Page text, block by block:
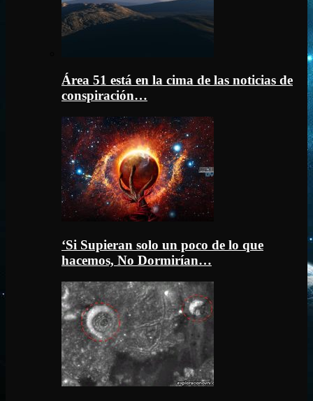
Área 51 está en la cima de las noticias de
conspiración…
‘Si Supieran solo un poco de lo que
hacemos, No Dormirían…